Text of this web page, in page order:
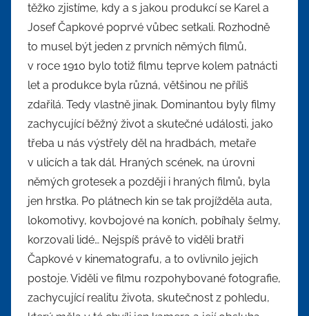
těžko zjistíme, kdy a s jakou produkcí se Karel a
Josef Čapkové poprvé vůbec setkali. Rozhodně
to musel být jeden z prvních němých filmů,
v roce 1910 bylo totiž filmu teprve kolem patnácti
let a produkce byla různá, většinou ne příliš
zdařilá. Tedy vlastně jinak. Dominantou byly filmy
zachycující běžný život a skutečné události, jako
třeba u nás výstřely děl na hradbách, metaře
v ulicích a tak dál. Hraných scének, na úrovni
němých grotesek a později i hraných filmů, byla
jen hrstka. Po plátnech kin se tak projížděla auta,
lokomotivy, kovbojové na koních, pobíhaly šelmy,
korzovali lidé… Nejspíš právě to viděli bratři
Čapkové v kinematografu, a to ovlivnilo jejich
postoje. Viděli ve filmu rozpohybované fotografie,
zachycující realitu života, skutečnost z pohledu,